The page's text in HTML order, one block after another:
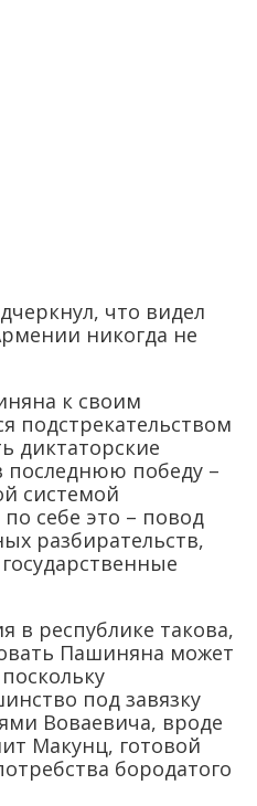
что видел
никогда не
к своим
подстрекательством
диктаторские
последнюю победу –
системой
себе это – повод
разбирательств,
в республике такова,
Пашиняна может
под завязку
Воваевича, вроде
Макунц, готовой
бородатого